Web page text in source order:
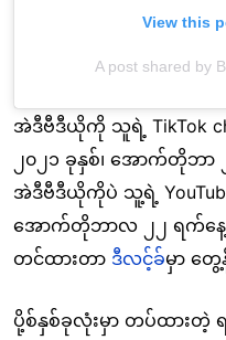
View this
A post shared by
အဲဒီဗီဒီယိုကို သူရဲ့ TikTok
၂၀၂၁ ခုနှစ်၊ အောက်တိုဘ
အဲဒီဗီဒီယိုကိုပဲ သူ့ရဲ့ YouTube
အောက်တိုဘာလ ၂၂ ရက်နေ့က
တင်ထားတာ ဒီလင့်ခ်မှာ တွေ့
ပို့စ်နှစ်ခုလုံးမှာ တပ်ထားတဲ့